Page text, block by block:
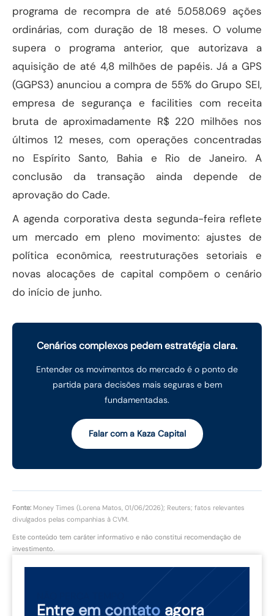
programa de recompra de até 5.058.069 ações
ordinárias, com duração de 18 meses. O volume
supera o programa anterior, que autorizava a
aquisição de até 4,8 milhões de papéis. Já a GPS
(GGPS3) anunciou a compra de 55% do Grupo SEI,
empresa de segurança e facilities com receita
bruta de aproximadamente R$ 220 milhões nos
últimos 12 meses, com operações concentradas
no Espírito Santo, Bahia e Rio de Janeiro. A
conclusão da transação ainda depende de
aprovação do Cade.
A agenda corporativa desta segunda-feira reflete
um mercado em pleno movimento: ajustes de
política econômica, reestruturações setoriais e
novas alocações de capital compõem o cenário
do início de junho.
Cenários complexos pedem estratégia clara.
Entender os movimentos do mercado é o ponto de
partida para decisões mais seguras e bem
fundamentadas.
Falar com a Kaza Capital
Fonte: Money Times (Lorena Matos, 01/06/2026); Reuters; fatos relevantes
divulgados pelas companhias à CVM.
Este conteúdo tem caráter informativo e não constitui recomendação de
investimento.
Entre em contato agora